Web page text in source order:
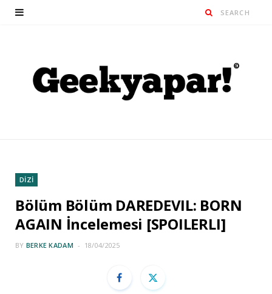
DİZİ
Bölüm Bölüm DAREDEVIL: BORN
AGAIN İncelemesi [SPOILERLI]
BY BERKE KADAM 18/04/2025